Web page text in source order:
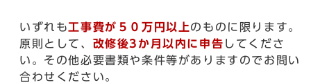
いずれも工事費が５０万円以上のものに限ります。
原則として、 改修後3か月以内に申告 してくださ
い。その他必要書類や条件等がありますのでお問い
合わせください。